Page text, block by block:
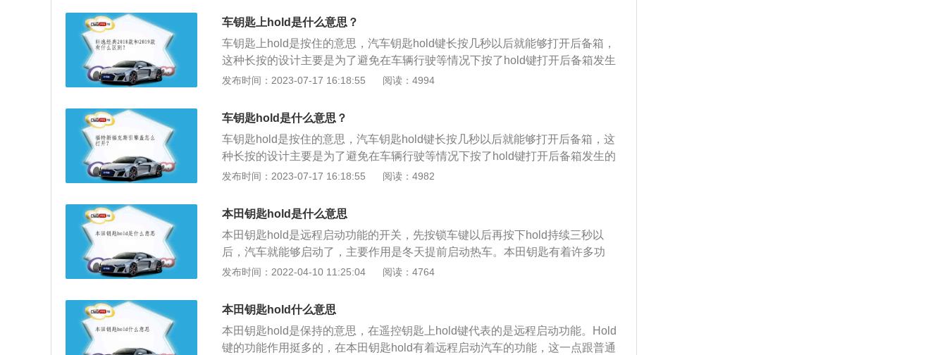
个功能，hold键不是后备箱开启键，而是远程启动发动机按钮。在远程距离内，
按住2-3秒钟，汽车自动启动。
车钥匙上hold是什么意思？
车钥匙上hold是按住的意思，汽车钥匙hold键长按几秒以后就能够打开后备箱，
这种长按的设计主要是为了避免在车辆行驶等情况下按了hold键打开后备箱发生
的危险。汽车钥匙上通常是三个键，分别是开锁、上锁以及开启后备箱。有些车
图示，上面印着Panic的字样，术语上是寻车键，一般是小范围区域内找不到自
己车子的时候，按一下这个按键车辆就会发出喇叭声以及双闪，方便车主快速的
寻车。
发布时间：2023-07-17 16:18:55 阅读：4994
车钥匙hold是什么意思？
车钥匙hold是按住的意思，汽车钥匙hold键长按几秒以后就能够打开后备箱，这
种长按的设计主要是为了避免在车辆行驶等情况下按了hold键打开后备箱发生的
危险。汽车钥匙上通常是三个键，分别是开锁、上锁以及开启后备箱。有些车型
示，上面印着Panic的字样，术语上是寻车键，一般是小范围区域内找不到自己
车子的时候，按一下这个按键，车辆就会发出喇叭声以及双闪，方便车主快速地
寻车。
发布时间：2023-07-17 16:18:55 阅读：4982
本田钥匙hold是什么意思
本田钥匙hold是远程启动功能的开关，先按锁车键以后再按下hold持续三秒以
后，汽车就能够启动了，主要作用是冬天提前启动热车。本田钥匙有着许多功
能，而hold只是其中的远程启动功能。当我们按下遥控器上的锁止或是解锁按钮
有打开的话，车门会自动重新锁止。而带着钥匙靠近车门外把手80厘米的半径内
车门就能直接打开无需其他操作。另外当钥匙还插在点火开关上或是还放在车内
的话，车门跟尾门是没有办法被锁止的。
发布时间：2022-04-10 11:25:04 阅读：4764
本田钥匙hold什么意思
本田钥匙hold是保持的意思，在遥控钥匙上hold键代表的是远程启动功能。Hold
键的功能作用挺多的，在本田钥匙hold有着远程启动汽车的功能，这一点跟普通